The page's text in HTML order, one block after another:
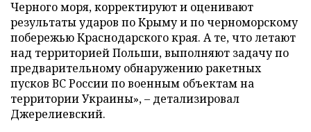
Черного моря, корректируют и оценивают
результаты ударов по Крыму и по черноморскому
побережью Краснодарского края. А те, что летают
над территорией Польши, выполняют задачу по
предварительному обнаружению ракетных
пусков ВС России по военным объектам на
территории Украины», – детализировал
Джерелиевский.